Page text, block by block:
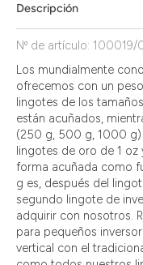
die
Zustimmung
aktivieren.
Descripción
Nº de artículo: 100019/
Los mundialmente
ofrecemos con un
lingotes de los
están acuñados,
(250 g, 500 g, 1000 g)
lingotes de oro de 1
forma acuñada como
g es, después del
segundo lingote de
adquirir con nosotros.
para pequeños
vertical con el